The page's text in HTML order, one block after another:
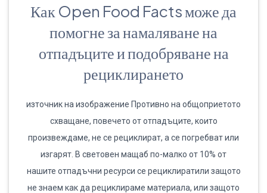
Как Open Food Facts може да
помогне за намаляване на
отпадъците и подобряване на
рециклирането
източник на изображение Противно на общоприетото
схващане, повечето от отпадъците, които
произвеждаме, не се рециклират, а се погребват или
изгарят. В световен мащаб по-малко от 10% от
нашите отпадъчни ресурси се рециклиратили защото
не знаем как да рециклираме материала, или защото